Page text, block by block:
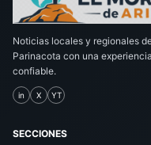
Noticias locales y regionales
Parinacota con una
confiable.
in X YT
SECCIONES